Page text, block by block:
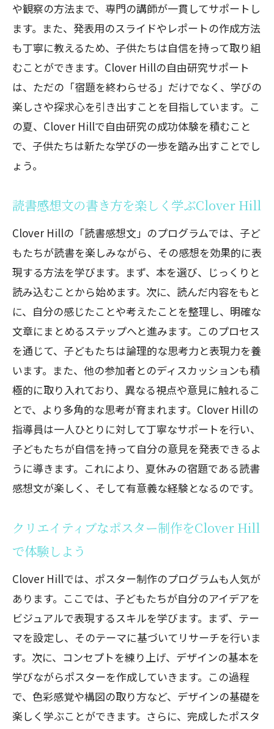
や観察の方法まで、専門の講師が一貫してサポートし
ます。また、発表用のスライドやレポートの作成方法
も丁寧に教えるため、子供たちは自信を持って取り組
むことができます。Clover Hillの自由研究サポート
は、ただの「宿題を終わらせる」だけでなく、学びの
楽しさや探求心を引き出すことを目指しています。こ
の夏、Clover Hillで自由研究の成功体験を積むこと
で、子供たちは新たな学びの一歩を踏み出すことでし
ょう。
読書感想文の書き方を楽しく学ぶClover Hill
Clover Hillの「読書感想文」のプログラムでは、子ど
もたちが読書を楽しみながら、その感想を効果的に表
現する方法を学びます。まず、本を選び、じっくりと
読み込むことから始めます。次に、読んだ内容をもと
に、自分の感じたことや考えたことを整理し、明確な
文章にまとめるステップへと進みます。このプロセス
を通じて、子どもたちは論理的な思考力と表現力を養
います。また、他の参加者とのディスカッションも積
極的に取り入れており、異なる視点や意見に触れるこ
とで、より多角的な思考が育まれます。Clover Hillの
指導員は一人ひとりに対して丁寧なサポートを行い、
子どもたちが自信を持って自分の意見を発表できるよ
うに導きます。これにより、夏休みの宿題である読書
感想文が楽しく、そして有意義な経験となるのです。
クリエイティブなポスター制作をClover Hill
で体験しよう
Clover Hillでは、ポスター制作のプログラムも人気が
あります。ここでは、子どもたちが自分のアイデアを
ビジュアルで表現するスキルを学びます。まず、テー
マを設定し、そのテーマに基づいてリサーチを行いま
す。次に、コンセプトを練り上げ、デザインの基本を
学びながらポスターを作成していきます。この過程
で、色彩感覚や構図の取り方など、デザインの基礎を
楽しく学ぶことができます。さらに、完成したポスタ